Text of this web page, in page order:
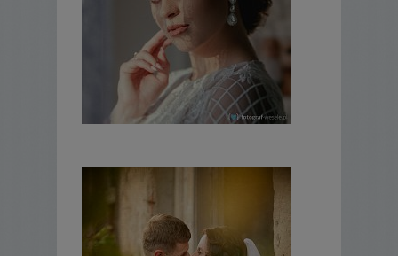
- wszystkie zdjęcia w wysokiej rozdzielczości
Cena: 2.000 zł
Zresztą... do każdej pary podchodzę
kawę i porozmawiać o Waszych
oczekiwaniach. Wtedy dobierzemy
odpowiednią ofertę dla Waszych potrzeb.